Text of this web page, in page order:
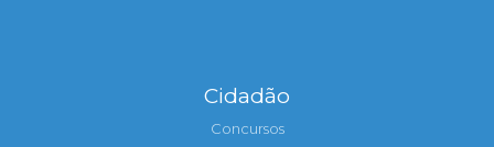
Cidadão
Concursos